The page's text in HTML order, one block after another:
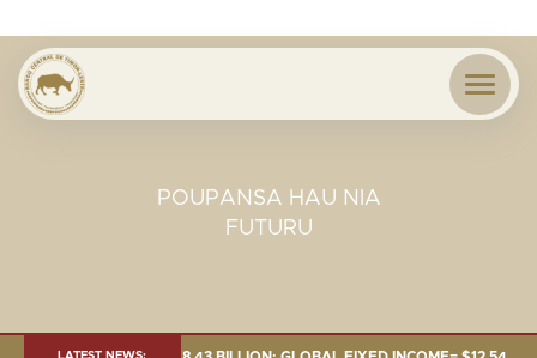
POUPANSA HAU NIA
FUTURU
LATEST NEWS: